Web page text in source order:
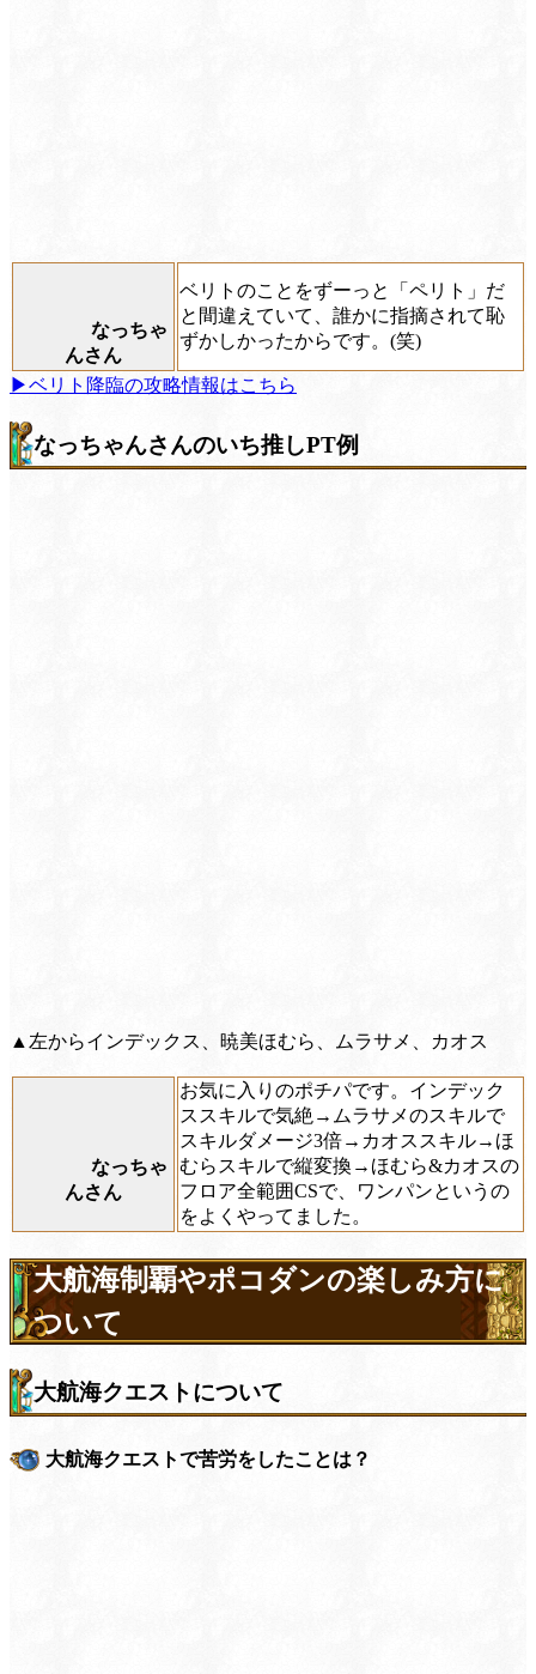
なっちゃ
んさん
ベリトのことをずーっと「ペリト」だ
と間違えていて、誰かに指摘されて恥
ずかしかったからです。(笑)
▶ベリト降臨の攻略情報はこちら
なっちゃんさんのいち推しPT例
▲左からインデックス、暁美ほむら、ムラサメ、カオス
なっちゃ
んさん
お気に入りのポチパです。インデック
ススキルで気絶→ムラサメのスキルで
スキルダメージ3倍→カオススキル→ほ
むらスキルで縦変換→ほむら&カオスの
フロア全範囲CSで、ワンパンというの
をよくやってました。
大航海制覇やポコダンの楽しみ方に
ついて
大航海クエストについて
大航海クエストで苦労をしたことは？